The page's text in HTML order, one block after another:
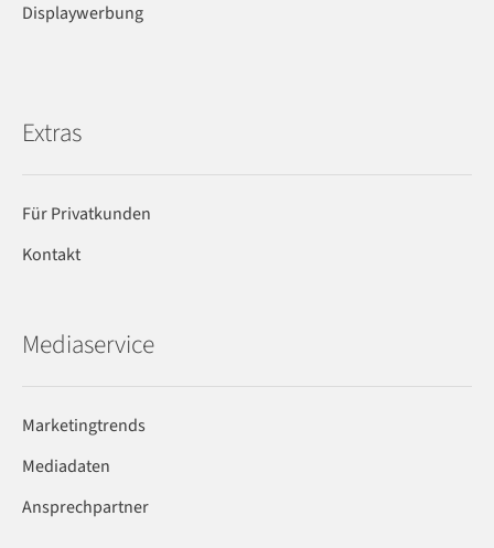
Displaywerbung
Extras
Für Privatkunden
Kontakt
Mediaservice
Marketingtrends
Mediadaten
Ansprechpartner